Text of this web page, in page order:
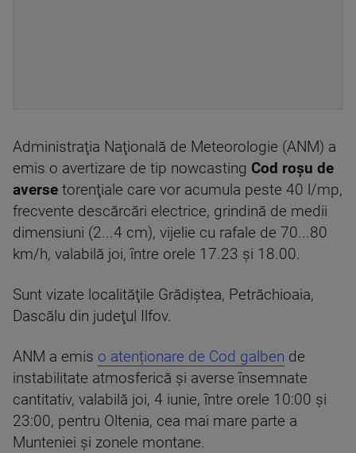
Administraţia Naţională de Meteorologie (ANM) a
emis o avertizare de tip nowcasting Cod roşu de
averse torenţiale care vor acumula peste 40 l/mp,
frecvente descărcări electrice, grindină de medii
dimensiuni (2...4 cm), vijelie cu rafale de 70...80
km/h, valabilă joi, între orele 17.23 şi 18.00.
Sunt vizate localităţile Grădiştea, Petrăchioaia,
Dascălu din judeţul Ilfov.
ANM a emis o atenționare de Cod galben de
instabilitate atmosferică și averse însemnate
cantitativ, valabilă joi, 4 iunie, între orele 10:00 și
23:00, pentru Oltenia, cea mai mare parte a
Munteniei și zonele montane.